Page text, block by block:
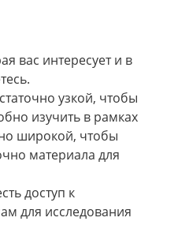
вас интересует и в
узкой, чтобы
изучить в рамках
широкой, чтобы
материала для
доступ к
для исследования